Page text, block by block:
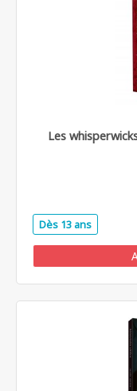
Les
Dès 13 ans